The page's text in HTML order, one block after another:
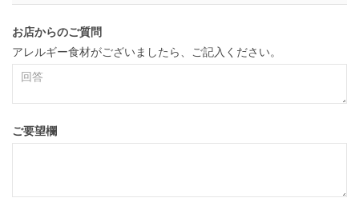
お店からのご質問
アレルギー食材がございましたら、ご記入ください。
ご要望欄